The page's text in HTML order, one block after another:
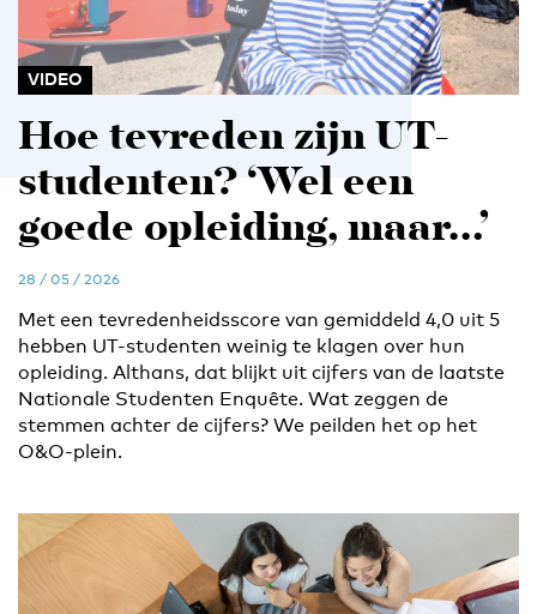
VIDEO
Hoe tevreden zijn UT-
studenten? ‘Wel een
goede opleiding, maar…’
28 / 05 / 2026
Met een tevredenheidsscore van gemiddeld 4,0 uit 5
hebben UT-studenten weinig te klagen over hun
opleiding. Althans, dat blijkt uit cijfers van de laatste
Nationale Studenten Enquête. Wat zeggen de
stemmen achter de cijfers? We peilden het op het
O&O-plein.